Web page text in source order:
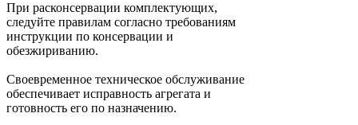
При расконсервации комплектующих,
следуйте правилам согласно требованиям
инструкции по консервации и
обезжириванию.
Своевременное техническое обслуживание
обеспечивает исправность агрегата и
готовность его по назначению.